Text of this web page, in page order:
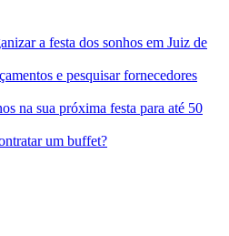
a festa dos sonhos em Juiz de
e pesquisar fornecedores
na sua próxima festa para até 50
um buffet?